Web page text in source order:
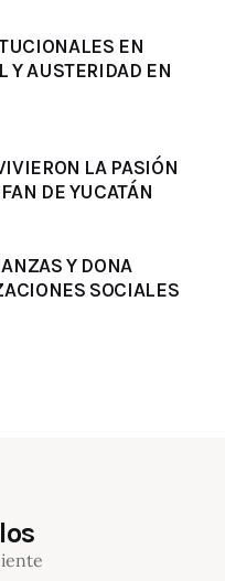
EN
Y AUSTERIDAD EN
LA PASIÓN
DE YUCATÁN
Y DONA
SOCIALES